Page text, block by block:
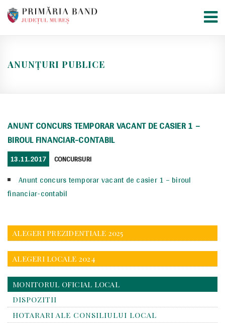
Skip
ANUNȚURI PUBLICE
ANUNT CONCURS TEMPORAR VACANT DE CASIER 1 –
BIROUL FINANCIAR-CONTABIL
POSTED
ON
13.11.2017 CATEGORIES
CONCURSURI
Anunt concurs temporar vacant de casier 1 – biroul
financiar-contabil
ALEGERI PREZIDENTIALE 2025
ALEGERI LOCALE 2024
MONITORUL OFICIAL LOCAL
DISPOZITII
HOTARARI ALE CONSILIULUI LOCAL